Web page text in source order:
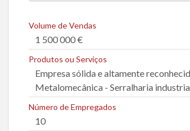
r
u
m
p
r
o
b
l
Volume de Vendas
1 500 000 €
Produtos ou Serviços
Empresa sólida e altamente
Metalomecânica - Serralharia
Número de Empregados
10